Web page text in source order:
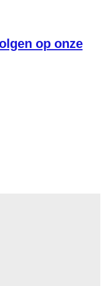
op onze